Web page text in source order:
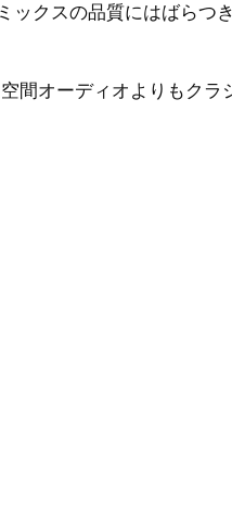
クスの品質にはばらつ
間オーディオよりもク